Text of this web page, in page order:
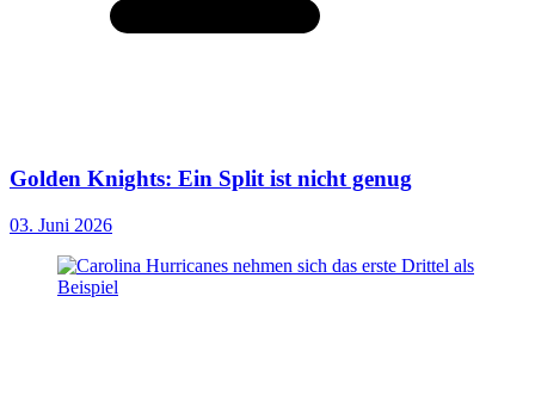
Golden Knights: Ein Split ist nicht genug
03. Juni 2026